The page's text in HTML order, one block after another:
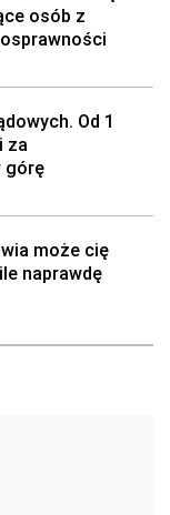
osób z
Od 1
za
górę
może cię
naprawdę